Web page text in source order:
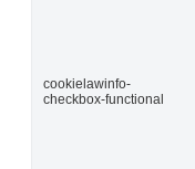
cookielawinfo-
checkbox-functional